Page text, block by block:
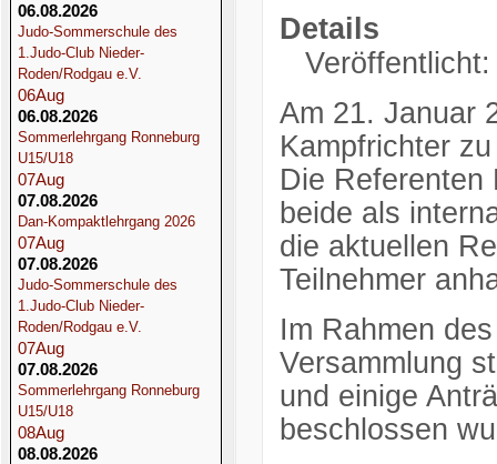
06.08.2026
Judo-Sommerschule des
1.Judo-Club Nieder-
Roden/Rodgau e.V.
06Aug
06.08.2026
Sommerlehrgang Ronneburg
U15/U18
07Aug
07.08.2026
Dan-Kompaktlehrgang 2026
07Aug
07.08.2026
Judo-Sommerschule des
1.Judo-Club Nieder-
Roden/Rodgau e.V.
07Aug
07.08.2026
Sommerlehrgang Ronneburg
U15/U18
08Aug
08.08.2026
Details
Am 21. Januar
Kampfrichter
Die Referenten
beide als
die aktuellen
Teilnehmer
Im Rahmen
Versammlung
und einige
beschlossen